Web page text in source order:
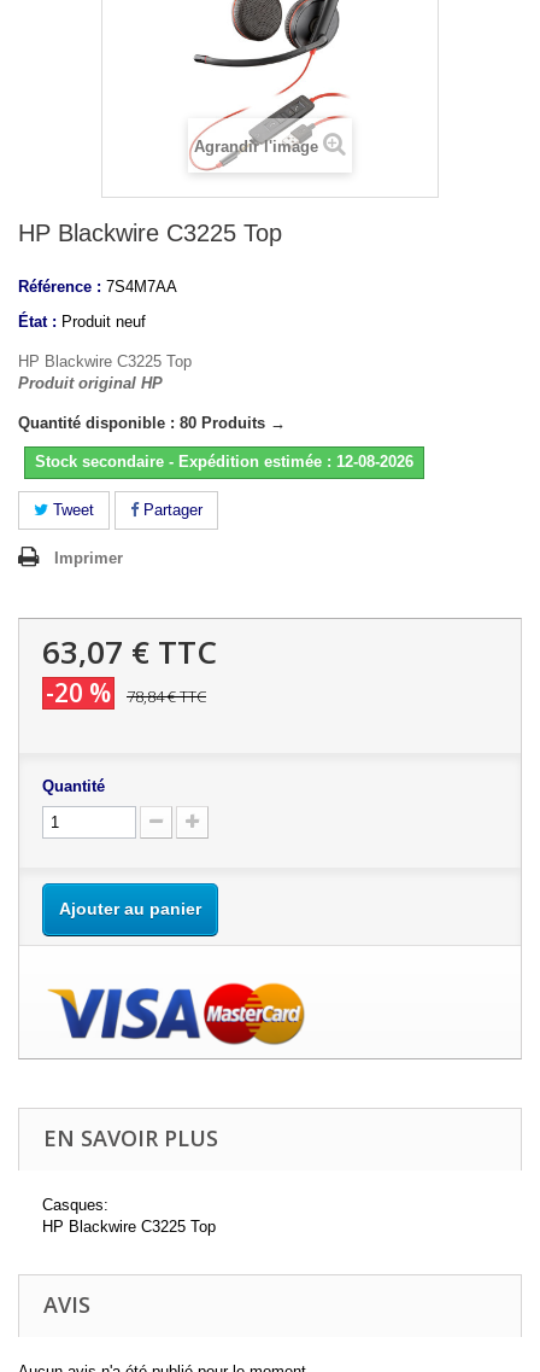
Agrandir l'image
HP Blackwire C3225 Top
Référence : 7S4M7AA
État : Produit neuf
HP Blackwire C3225 Top
Produit original HP
Quantité disponible : 80 Produits →
Stock secondaire - Expédition estimée : 12-08-2026
Tweet Partager
Imprimer
63,07 € TTC
-20 % 78,84 €TTC
Quantité
Ajouter au panier
EN SAVOIR PLUS
Casques:
HP Blackwire C3225 Top
AVIS